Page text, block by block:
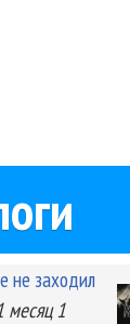
заходил
месяц 1